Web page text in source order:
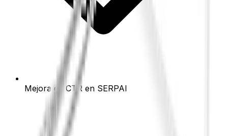
Mejora de CTR en SERPAI